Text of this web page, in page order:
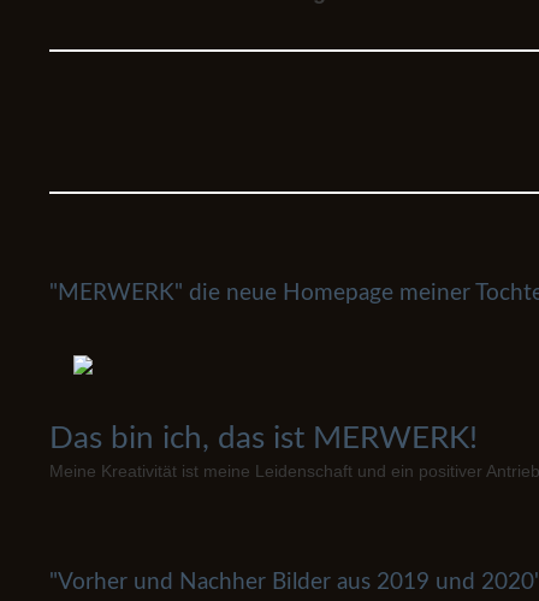
"MERWERK" die neue Homepage meiner
Das bin ich, das ist MERWERK!
Meine Kreativität ist meine Leidenschaft und ein positiver
"Vorher und Nachher Bilder aus 2019 und